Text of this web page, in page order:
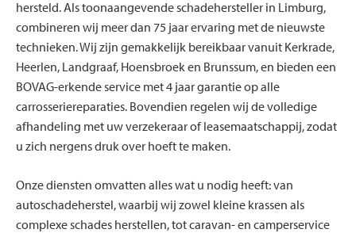
hersteld. Als toonaangevende schadehersteller in Limburg,
combineren wij meer dan 75 jaar ervaring met de nieuwste
technieken. Wij zijn gemakkelijk bereikbaar vanuit Kerkrade,
Heerlen, Landgraaf, Hoensbroek en Brunssum, en bieden een
BOVAG-erkende service met 4 jaar garantie op alle
carrosseriereparaties. Bovendien regelen wij de volledige
afhandeling met uw verzekeraar of leasemaatschappij, zodat
u zich nergens druk over hoeft te maken.
Onze diensten omvatten alles wat u nodig heeft: van
autoschadeherstel, waarbij wij zowel kleine krassen als
complexe schades herstellen, tot caravan- en camperservice